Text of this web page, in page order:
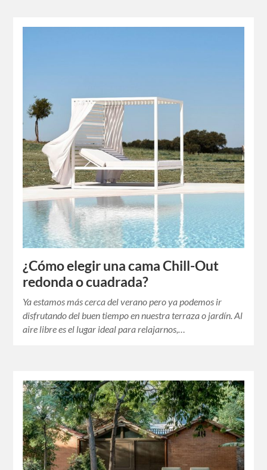
¿Cómo elegir una cama Chill-Out
redonda o cuadrada?
Ya estamos más cerca del verano pero ya podemos ir
disfrutando del buen tiempo en nuestra terraza o jardín. Al
aire libre es el lugar ideal para relajarnos,…